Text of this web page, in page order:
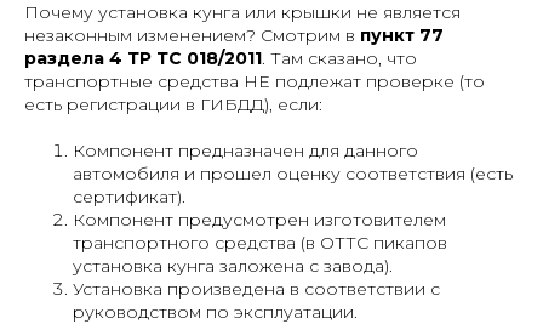
Почему установка кунга или крышки не является
незаконным изменением? Смотрим в пункт 77
раздела 4 ТР ТС 018/2011. Там сказано, что
транспортные средства НЕ подлежат проверке (то
есть регистрации в ГИБДД), если:
Компонент предназначен для данного
автомобиля и прошел оценку соответствия (есть
сертификат).
Компонент предусмотрен изготовителем
транспортного средства (в ОТТС пикапов
установка кунга заложена с завода).
Установка произведена в соответствии с
руководством по эксплуатации.